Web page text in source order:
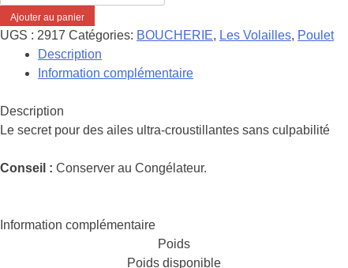
de
Poulet
maison
(cuites)
Ajouter au panier
UGS : 2917 Catégories: BOUCHERIE, Les Volailles, Poulet
Description
Information complémentaire
Description
Le secret pour des ailes ultra-croustillantes sans culpabilité
Conseil : Conserver au Congélateur.
Information complémentaire
Poids
Poids disponible